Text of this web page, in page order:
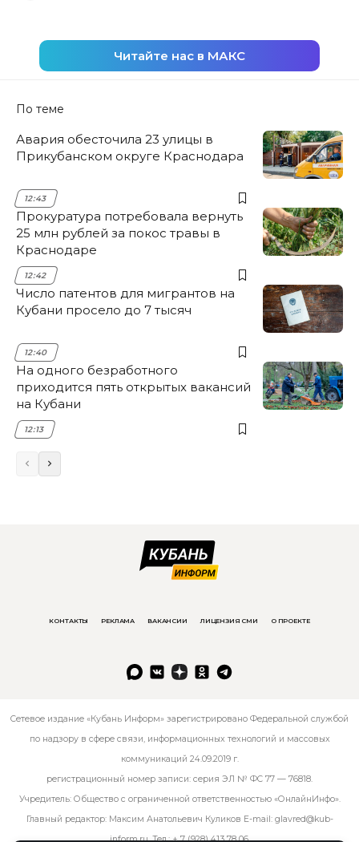
Читайте нас в МАКС
По теме
Авария обесточила 23 улицы в
Прикубанском округе Краснодара
12:43
Прокуратура потребовала вернуть
25 млн рублей за покос травы в
Краснодаре
12:42
Число патентов для мигрантов на
Кубани просело до 7 тысяч
12:40
На одного безработного
приходится пять открытых вакансий
на Кубани
12:13
КОНТАКТЫ РЕКЛАМА ВАКАНСИИ ЛИЦЕНЗИЯ СМИ О ПРОЕКТЕ
Сетевое издание «Кубань Информ» зарегистрировано Федеральной службой
по надзору в сфере связи, информационных технологий и массовых
коммуникаций 24.09.2019 г.
регистрационный номер записи: серия ЭЛ № ФС 77 — 76818.
Учредитель: Общество с ограниченной ответственностью «ОнлайнИнфо».
Главный редактор: Максим Анатольевич Куликов E-mail: glavred@kub-
inform.ru. Тел.:+ 7 (928) 413 78 06.